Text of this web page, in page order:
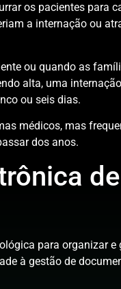
os pacientes para
a internação ou
ou quando as
alta, uma
ou seis dias.
médicos, mas
dos anos.
de
para organizar
à gestão de